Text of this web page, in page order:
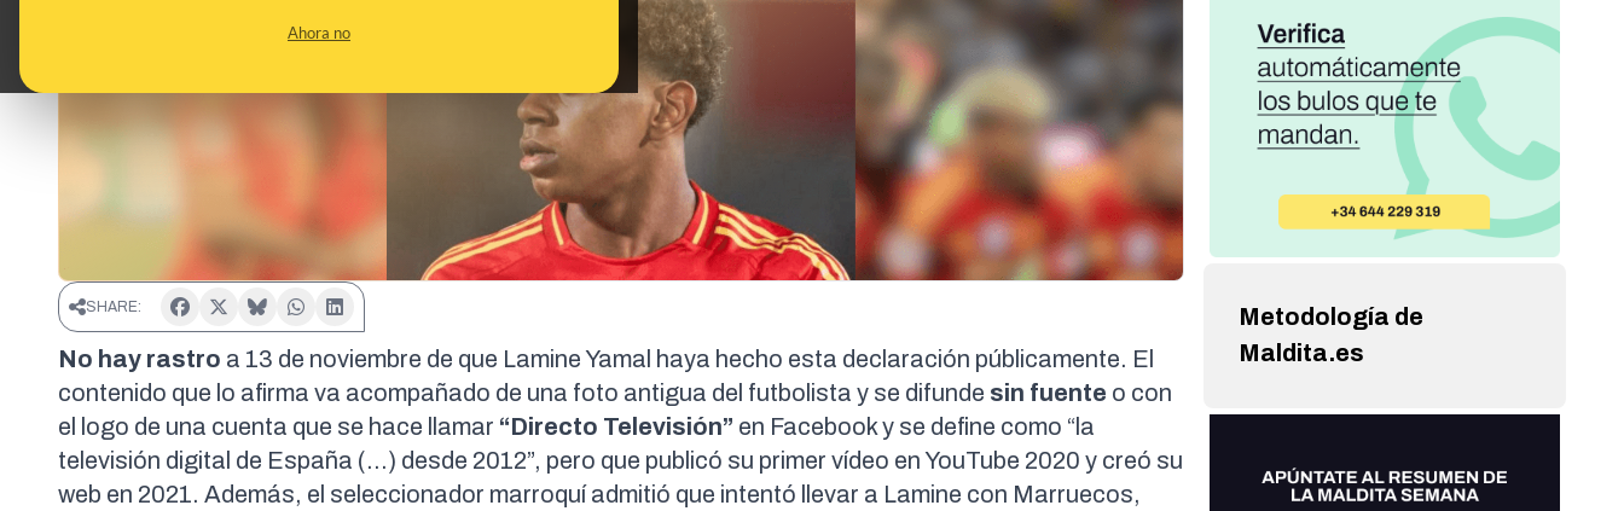
Ahora no
SHARE:
No hay rastro a 13 de noviembre de que Lamine Yamal haya hecho esta declaración públicamente. El
contenido que lo afirma va acompañado de una foto antigua del futbolista y se difunde sin fuente o con
el logo de una cuenta que se hace llamar “Directo Televisión” en Facebook y se define como “la
televisión digital de España (...) desde 2012”, pero que publicó su primer vídeo en YouTube 2020 y creó su
web en 2021. Además, el seleccionador marroquí admitió que intentó llevar a Lamine con Marruecos,
Metodología de
Maldita.es